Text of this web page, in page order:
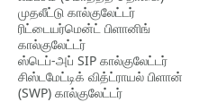
முதலீட்டு கால்குலேட்டர்
ரிட்டையர்மென்ட் பிளானிங்
கால்குலேட்டர்
ஸ்டெப்-அப் SIP கால்குலேட்டர்
சிஸ்டமேட்டிக் வித்ட்ராயல் பிளான்
(SWP) கால்குலேட்டர்